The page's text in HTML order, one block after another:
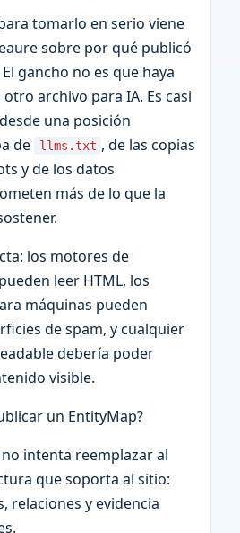
tomarlo en serio viene
sobre por qué publicó
gancho no es que haya
archivo para IA. Es casi
una posición
de
llms.txt , de las copias
y de los datos
más de lo que la
los motores de
leer HTML, los
máquinas pueden
de spam, y cualquier
debería poder
visible.
un EntityMap?
intenta reemplazar al
que soporta al sitio:
relaciones y evidencia